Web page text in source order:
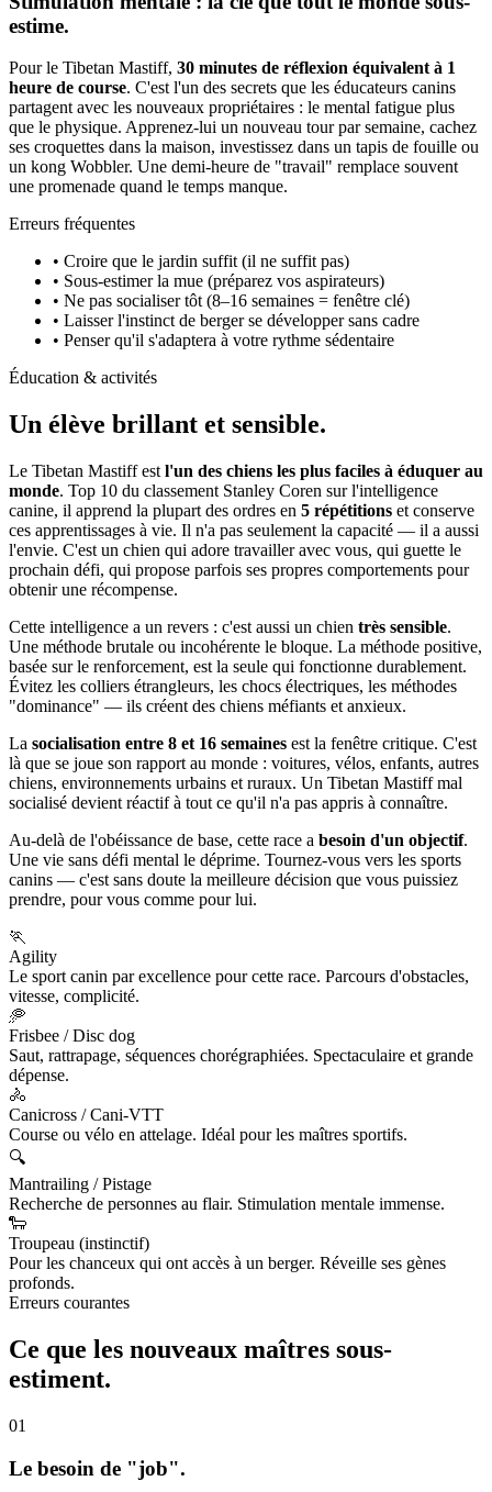
estime.
Pour le Tibetan Mastiff, 30 minutes de réflexion équivalent à 1
heure de course. C'est l'un des secrets que les éducateurs canins
partagent avec les nouveaux propriétaires : le mental fatigue plus
que le physique. Apprenez-lui un nouveau tour par semaine, cachez
ses croquettes dans la maison, investissez dans un tapis de fouille ou
un kong Wobbler. Une demi-heure de "travail" remplace souvent
une promenade quand le temps manque.
Erreurs fréquentes
• Croire que le jardin suffit (il ne suffit pas)
• Sous-estimer la mue (préparez vos aspirateurs)
• Ne pas socialiser tôt (8–16 semaines = fenêtre clé)
• Laisser l'instinct de berger se développer sans cadre
• Penser qu'il s'adaptera à votre rythme sédentaire
Éducation & activités
Un élève brillant et sensible.
Le Tibetan Mastiff est l'un des chiens les plus faciles à éduquer au
monde. Top 10 du classement Stanley Coren sur l'intelligence
canine, il apprend la plupart des ordres en 5 répétitions et conserve
ces apprentissages à vie. Il n'a pas seulement la capacité — il a aussi
l'envie. C'est un chien qui adore travailler avec vous, qui guette le
prochain défi, qui propose parfois ses propres comportements pour
obtenir une récompense.
Cette intelligence a un revers : c'est aussi un chien très sensible.
Une méthode brutale ou incohérente le bloque. La méthode positive,
basée sur le renforcement, est la seule qui fonctionne durablement.
Évitez les colliers étrangleurs, les chocs électriques, les méthodes
"dominance" — ils créent des chiens méfiants et anxieux.
La socialisation entre 8 et 16 semaines est la fenêtre critique. C'est
là que se joue son rapport au monde : voitures, vélos, enfants, autres
chiens, environnements urbains et ruraux. Un Tibetan Mastiff mal
socialisé devient réactif à tout ce qu'il n'a pas appris à connaître.
Au-delà de l'obéissance de base, cette race a besoin d'un objectif.
Une vie sans défi mental le déprime. Tournez-vous vers les sports
canins — c'est sans doute la meilleure décision que vous puissiez
prendre, pour vous comme pour lui.
🏃
Agility
Le sport canin par excellence pour cette race. Parcours d'obstacles,
vitesse, complicité.
🥏
Frisbee / Disc dog
Saut, rattrapage, séquences chorégraphiées. Spectaculaire et grande
dépense.
🚴
Canicross / Cani-VTT
Course ou vélo en attelage. Idéal pour les maîtres sportifs.
🔍
Mantrailing / Pistage
Recherche de personnes au flair. Stimulation mentale immense.
🐑
Troupeau (instinctif)
Pour les chanceux qui ont accès à un berger. Réveille ses gènes
profonds.
Erreurs courantes
Ce que les nouveaux maîtres sous-
estiment.
01
Le besoin de "job".